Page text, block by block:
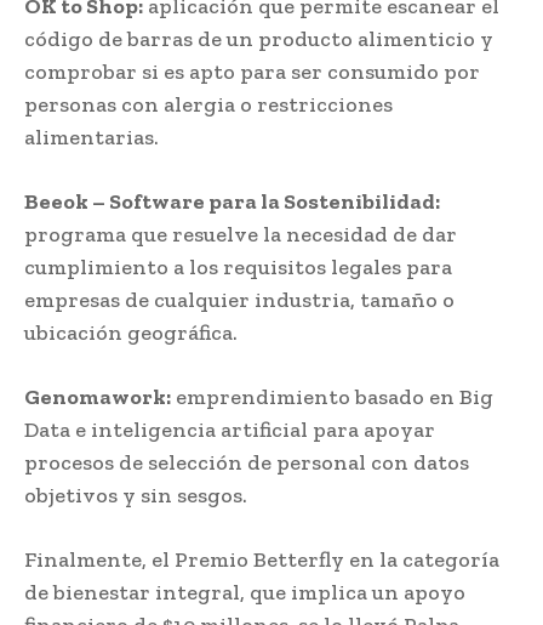
OK to Shop: aplicación que permite escanear el
código de barras de un producto alimenticio y
comprobar si es apto para ser consumido por
personas con alergia o restricciones
alimentarias.
Beeok – Software para la Sostenibilidad:
programa que resuelve la necesidad de dar
cumplimiento a los requisitos legales para
empresas de cualquier industria, tamaño o
ubicación geográfica.
Genomawork: emprendimiento basado en Big
Data e inteligencia artificial para apoyar
procesos de selección de personal con datos
objetivos y sin sesgos.
Finalmente, el Premio Betterfly en la categoría
de bienestar integral, que implica un apoyo